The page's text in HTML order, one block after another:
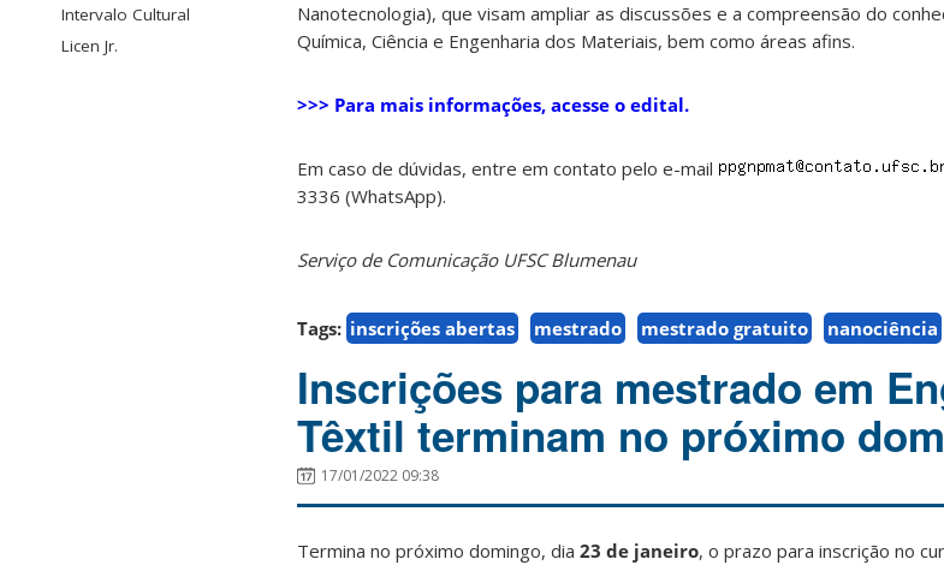
Intervalo Cultural
Licen Jr.
Nanotecnologia), que visam ampliar as discussões e a compreensão do
Química, Ciência e Engenharia dos Materiais, bem como áreas afins.
>>> Para mais informações, acesse o edital.
Em caso de dúvidas, entre em contato pelo e-mail
3336 (WhatsApp).
Serviço de Comunicação UFSC Blumenau
Tags: inscrições abertas mestrado mestrado gratuito nanociência
Inscrições para mestrado em
Têxtil terminam no próximo
17/01/2022 09:38
Termina no próximo domingo, dia 23 de janeiro, o prazo para inscrição no